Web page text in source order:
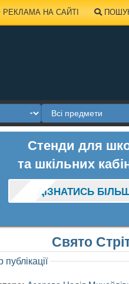
РЕКЛАМА НА САЙТІ
Стенди для
та шкільних
ДІЗНАТИСЬ
Свято
публікації